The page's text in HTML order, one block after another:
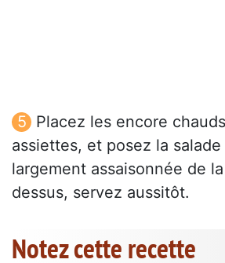
Placez les encore
assiettes, et posez la salade
largement assaisonnée de
dessus, servez aussitôt.
Notez cette recette